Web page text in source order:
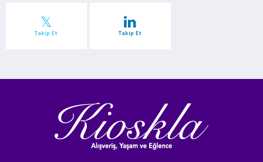
Takip Et Takip Et